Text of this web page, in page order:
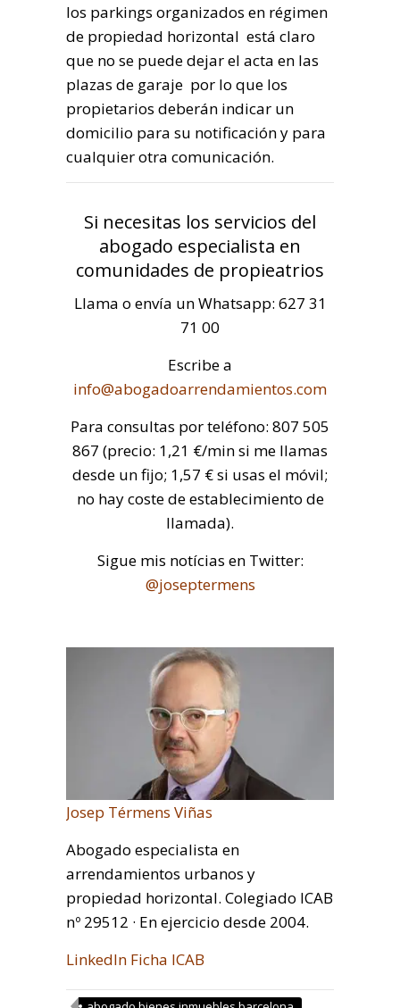
los parkings organizados en régimen
de propiedad horizontal está claro
que no se puede dejar el acta en las
plazas de garaje por lo que los
propietarios deberán indicar un
domicilio para su notificación y para
cualquier otra comunicación.
Si necesitas los servicios del
abogado especialista en
comunidades de propieatrios
Llama o envía un Whatsapp: 627 31
71 00
Escribe a
info@abogadoarrendamientos.com
Para consultas por teléfono: 807 505
867 (precio: 1,21 €/min si me llamas
desde un fijo; 1,57 € si usas el móvil;
no hay coste de establecimiento de
llamada).
Sigue mis notícias en Twitter:
@joseptermens
Josep Térmens Viñas
Abogado especialista en
arrendamientos urbanos y
propiedad horizontal. Colegiado ICAB
nº 29512 · En ejercicio desde 2004.
LinkedIn Ficha ICAB